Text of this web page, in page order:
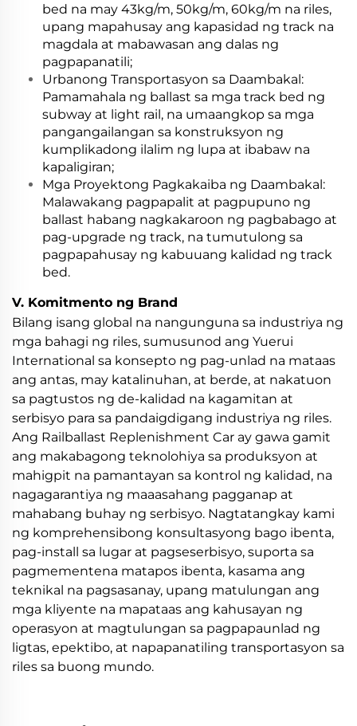
bed na may 43kg/m, 50kg/m, 60kg/m na riles,
upang mapahusay ang kapasidad ng track na
magdala at mabawasan ang dalas ng
pagpapanatili;
Urbanong Transportasyon sa Daambakal:
Pamamahala ng ballast sa mga track bed ng
subway at light rail, na umaangkop sa mga
pangangailangan sa konstruksyon ng
kumplikadong ilalim ng lupa at ibabaw na
kapaligiran;
Mga Proyektong Pagkakaiba ng Daambakal:
Malawakang pagpapalit at pagpupuno ng
ballast habang nagkakaroon ng pagbabago at
pag-upgrade ng track, na tumutulong sa
pagpapahusay ng kabuuang kalidad ng track
bed.
V. Komitmento ng Brand
Bilang isang global na nangunguna sa industriya ng
mga bahagi ng riles, sumusunod ang Yuerui
International sa konsepto ng pag-unlad na mataas
ang antas, may katalinuhan, at berde, at nakatuon
sa pagtustos ng de-kalidad na kagamitan at
serbisyo para sa pandaigdigang industriya ng riles.
Ang Railballast Replenishment Car ay gawa gamit
ang makabagong teknolohiya sa produksyon at
mahigpit na pamantayan sa kontrol ng kalidad, na
nagagarantiya ng maaasahang pagganap at
mahabang buhay ng serbisyo. Nagtatangkay kami
ng komprehensibong konsultasyong bago ibenta,
pag-install sa lugar at pagseserbisyo, suporta sa
pagmementena matapos ibenta, kasama ang
teknikal na pagsasanay, upang matulungan ang
mga kliyente na mapataas ang kahusayan ng
operasyon at magtulungan sa pagpapaunlad ng
ligtas, epektibo, at napapanatiling transportasyon sa
riles sa buong mundo.